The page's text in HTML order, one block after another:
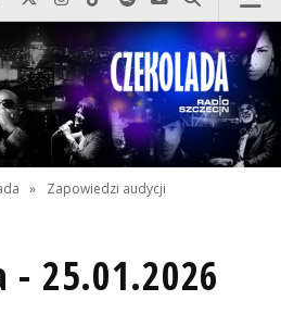
» Zapowiedzi audycji
- 25.01.2026